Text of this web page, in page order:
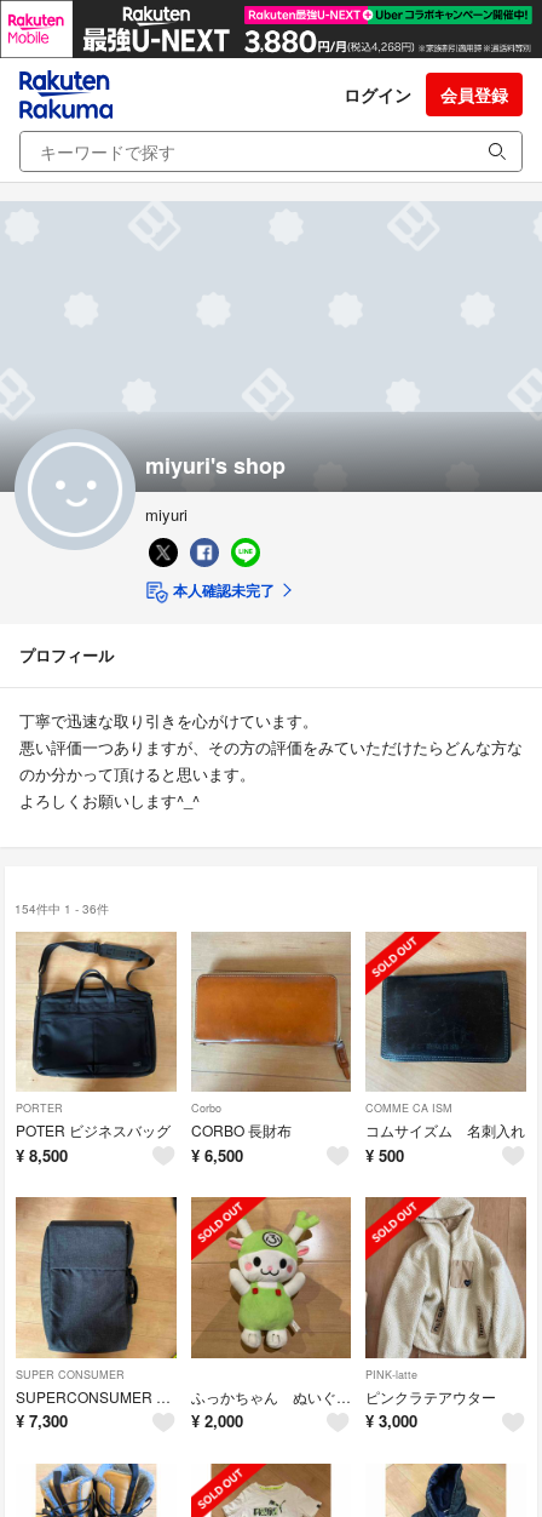
ログイン 会員登録
miyuri's shop
miyuri
本人確認未完了
プロフィール
丁寧で迅速な取り引きを心がけています。
悪い評価一つありますが、その方の評価をみていただけたらどんな方な
のか分かって頂けると思います。
よろしくお願いします^_^
154件中 1 - 36件
PORTER
POTER ビジネスバッグ
¥ 8,500
Corbo
CORBO 長財布
¥ 6,500
COMME CA ISM
コムサイズム 名刺入れ
¥ 500
SUPER CONSUMER
SUPERCONSUMER リュック
¥ 7,300
ふっかちゃん ぬいぐるみ
¥ 2,000
PINK-latte
ピンクラテアウター
¥ 3,000